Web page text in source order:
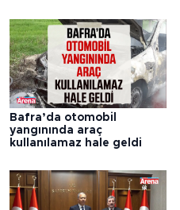
Bafra’da otomobil
yangınında araç
kullanılamaz hale geldi